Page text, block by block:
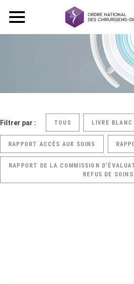
Filtrer par : TOUS LIVRE BLANC
RAPPORT ACCÈS AUX SOINS
RAPPORT DE LA COMMISSION
REFUS DE SOINS